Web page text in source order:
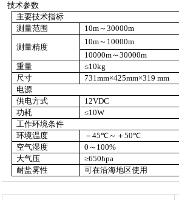
技术参数
主要技术指标
测量范围
10m～30000m
测量精度
10m～ 10000m
10000m～30000m
重量
≤10kg
尺寸
731mm×425mm×319 mm
电源
供电方式
12VDC
功耗
≤10W
工作环境条件
环境温度
－45℃～＋50℃
空气湿度
0 ～ 100%
大气压
≥650hpa
耐盐雾性
可在沿海地区使用